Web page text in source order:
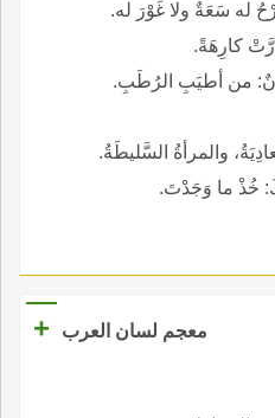
له سَعَةٌ ولا غَوْرَ له.
كارِهَةً.
من أطيَبِ الرُطَبِ.
والمرأةُ السَّليطَةُ.
خُذْ ما وَجَدْتَ.
معجم لسان العرب +